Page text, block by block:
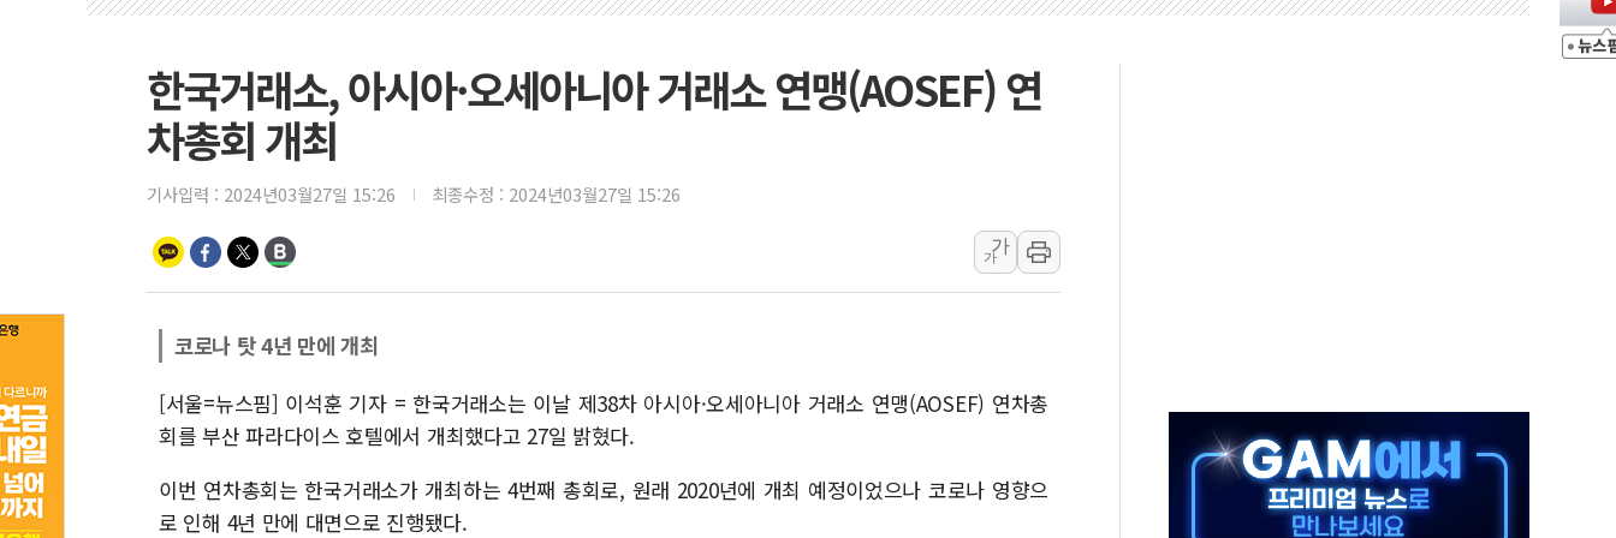
[종합] 청도 흥선리 야산 산불 1시간36분만에 주불진화....인명피해 없어
한미 법카 제보자 "신동국과 무관…자료는 전·현직 직원으로부터 확보"
SKT, '8월 월간 럭키 페스타' 실시...휴대폰 결제 최대 6000원 할인
LG헬로비전 '헬로모바일', 교보문고 제휴 전자책 요금제 출시
원주시, 첨단의료복합단지 지정 준비 본격화…'AI 데이터 기반 메디테크 혁신허브' 구상
임동원 전 장관과 대화 나누는 정동영 통일부 장관
취재진과 대화하는 정세현 전 통일부 장관
한국거래소, 아시아·오세아니아 거래소 연맹(AOSEF) 연
차총회 개최
기사입력 : 2024년03월27일 15:26 최종수정 : 2024년03월27일 15:26
가
가
코로나 탓 4년 만에 개최
[서울=뉴스핌] 이석훈 기자 = 한국거래소는 이날 제38차 아시아·오세아니아 거래소 연맹(AOSEF) 연차총
회를 부산 파라다이스 호텔에서 개최했다고 27일 밝혔다.
이번 연차총회는 한국거래소가 개최하는 4번째 총회로, 원래 2020년에 개최 예정이었으나 코로나 영향으
로 인해 4년 만에 대면으로 진행됐다.